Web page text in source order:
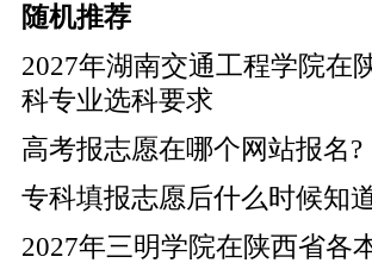
随机推荐
2027年湖南交通工程学院在
科专业选科要求
高考报志愿在哪个网站报名?
专科填报志愿后什么时候知
2027年三明学院在陕西省各